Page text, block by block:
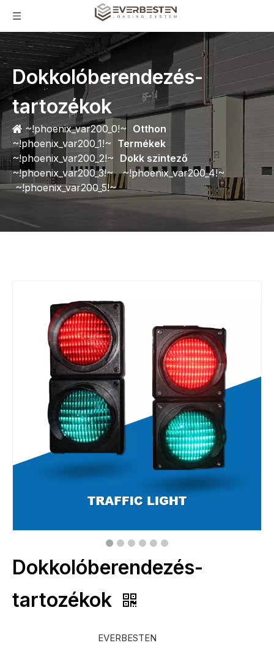
Dokkolóberendezés-
tartozékok
~!phoenix_var200_0!~ Otthon
~!phoenix_var200_1!~ Termékek
~!phoenix_var200_2!~ Dokk szintező
~!phoenix_var200_3!~ ~!phoenix_var200_4!~
~!phoenix_var200_5!~
Dokkolóberendezés-
tartozékok
EVERBESTEN